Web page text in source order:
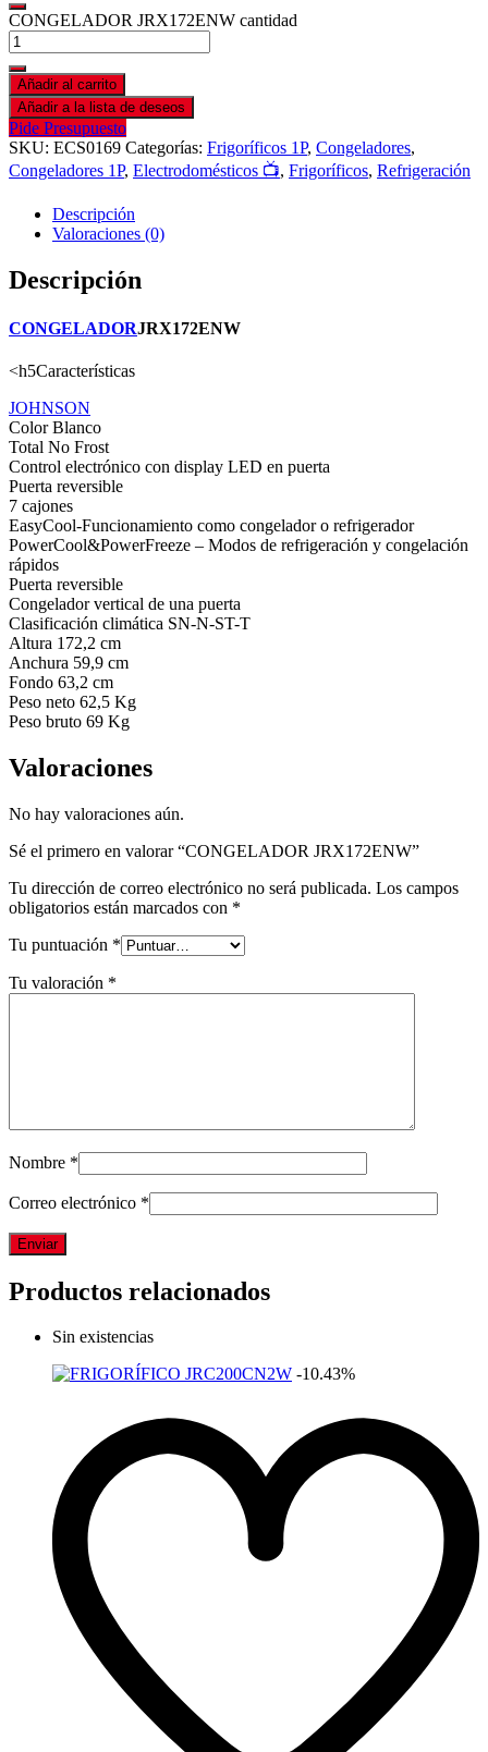
CONGELADOR JRX172ENW cantidad
Añadir al carrito
Añadir a la lista de deseos
Pide Presupuesto
SKU: ECS0169 Categorías: Frigoríficos 1P, Congeladores,
Congeladores 1P, Electrodomésticos 📺, Frigoríficos, Refrigeración
Descripción
Valoraciones (0)
Descripción
CONGELADORJRX172ENW
<h5Características
JOHNSON
Color Blanco
Total No Frost
Control electrónico con display LED en puerta
Puerta reversible
7 cajones
EasyCool-Funcionamiento como congelador o refrigerador
PowerCool&PowerFreeze – Modos de refrigeración y congelación
rápidos
Puerta reversible
Congelador vertical de una puerta
Clasificación climática SN-N-ST-T
Altura 172,2 cm
Anchura 59,9 cm
Fondo 63,2 cm
Peso neto 62,5 Kg
Peso bruto 69 Kg
Valoraciones
No hay valoraciones aún.
Sé el primero en valorar “CONGELADOR JRX172ENW”
Tu dirección de correo electrónico no será publicada. Los campos
obligatorios están marcados con *
Tu puntuación *
Tu valoración *
Nombre *
Correo electrónico *
Productos relacionados
Sin existencias
-10.43%